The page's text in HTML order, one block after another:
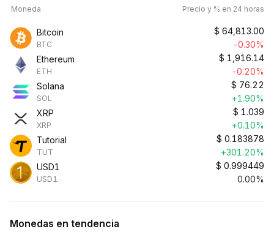
Moneda Precio y % en 24 horas
Bitcoin
BTC
$ 64,813.00
-0.30%
Ethereum
ETH
$ 1,916.14
-0.20%
Solana
SOL
$ 76.22
+1.90%
XRP
XRP
$ 1.039
+0.10%
Tutorial
TUT
$ 0.183878
+301.20%
USD1
USD1
$ 0.999449
0.00%
Monedas en tendencia